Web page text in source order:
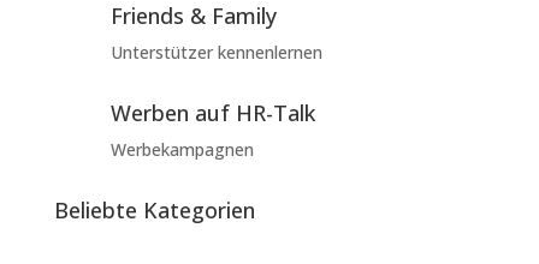
Friends & Family
Unterstützer kennenlernen
Werben auf HR-Talk
Werbekampagnen
Beliebte Kategorien